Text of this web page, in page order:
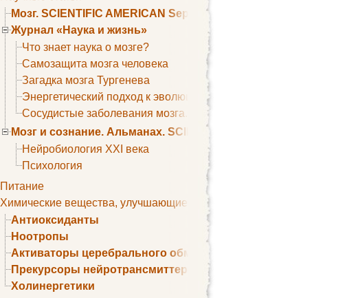
Мозг. SCIENTIFIC AMERICAN September 1979
Журнал «Наука и жизнь»
Что знает наука о мозге?
Самозащита мозга человека
Загадка мозга Тургенева
Энергетический подход к эволюции мозга
Сосудистые заболевания мозга. Все может начаться с
Мозг и сознание. Альманах. SCIENTIFIC AMERICAN
Нейробиология XXI века
Психология
Питание
Химические вещества, улучшающие умственные способности
Антиоксиданты
Ноотропы
Активаторы церебрального обмена веществ
Прекурсоры нейротрансмиттеров
Холинергетики